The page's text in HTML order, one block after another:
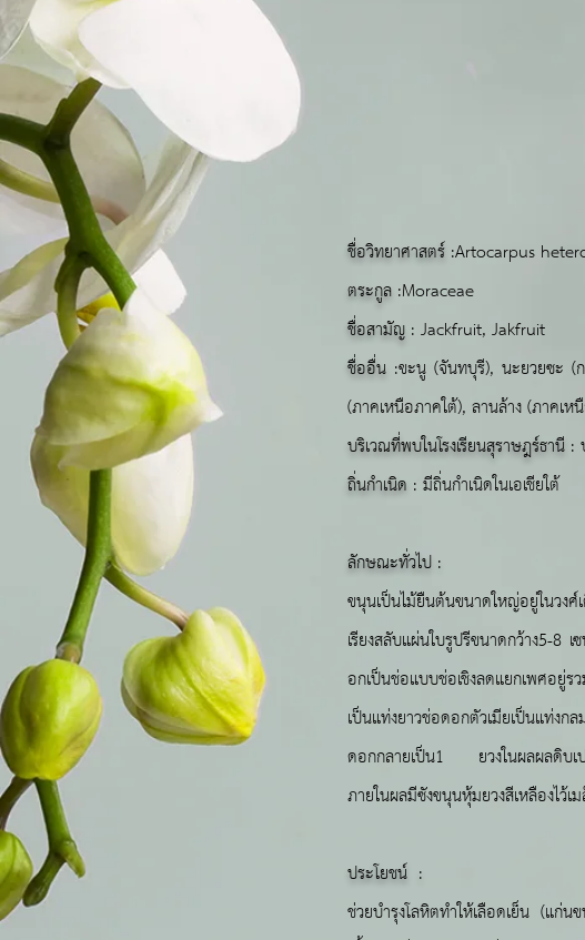
ชื่อวิทยาศาสตร์ :Artocarpus
ตระกูล :Moraceae
ชื่อสามัญ : Jackfruit, Jakfruit
ชื่ออื่น :ขะนู (จันทบุรี), นะยวยซะ
(ภาคเหนือภาคใต้), ลานล้าง (ภาคเ
บริเวณที่พบในโรงเรียนสุราษฎร์ธานี :
ถิ่นกำเนิด : มีถิ่นกำเนิดในเอเชียใต้
ลักษณะทั่วไป :
ขนุนเป็นไม้ยืนต้นขนาดใหญ่อยู่ในวง
เรียงสลับแผ่นใบรูปรีขนาดกว้าง5-8
อกเป็นช่อแบบช่อเชิงลดแยกเพศอยู่
เป็นแท่งยาวช่อดอกตัวเมียเป็นแท่ง
ดอกกลายเป็น1 ยวงในผลผลดิบเป
ภายในผลมีซังขนุนหุ้มยวงสีเหลืองไว้เ
ประโยชน์ :
ช่วยบำรุงโลหิตทำให้เลือดเย็น (แก่